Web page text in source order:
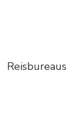
Reisbureaus